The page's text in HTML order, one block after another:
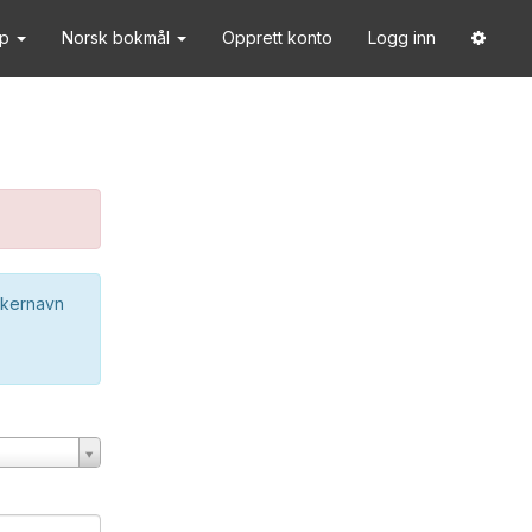
Norsk bokmål Opprett konto Logg inn